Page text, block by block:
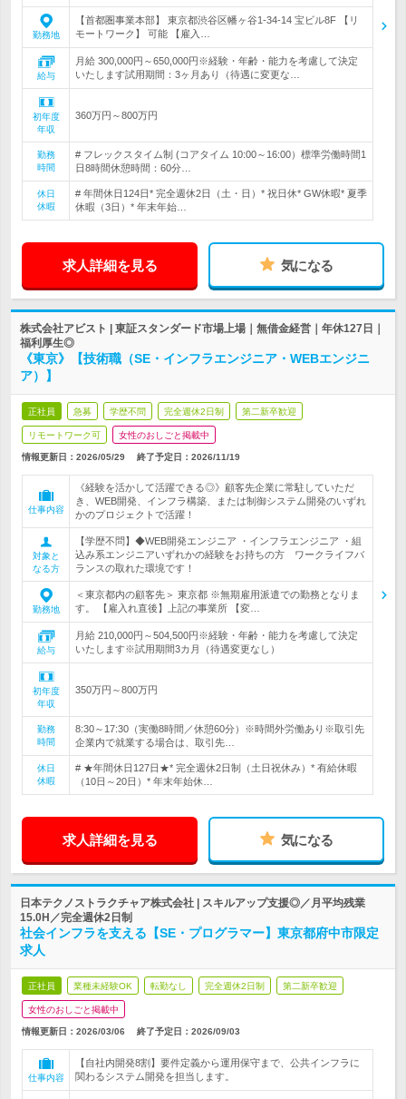
勤務地
【首都圏事業本部】 東京都渋谷区幡ヶ谷1-34-14 宝ビル8F 【リ
モートワーク】 可能 【雇入…
給与
月給 300,000円～650,000円※経験・年齢・能力を考慮して決定
いたします試用期間：3ヶ月あり（待遇に変更な…
初年度
年収
360万円～800万円
勤務
時間
# フレックスタイム制 (コアタイム 10:00～16:00）標準労働時間1
日8時間休憩時間：60分…
休日
休暇
# 年間休日124日* 完全週休2日（土・日）* 祝日休* GW休暇* 夏季
休暇（3日）* 年末年始…
求人詳細を見る 気になる
株式会社アビスト | 東証スタンダード市場上場｜無借金経営｜年休127日｜
福利厚生◎
《東京》【技術職（SE・インフラエンジニア・WEBエンジニ
ア）】
正社員 急募 学歴不問 完全週休2日制 第二新卒歓迎
リモートワーク可 女性のおしごと掲載中
情報更新日：2026/05/29 終了予定日： 2026/11/19
仕事内容
《経験を活かして活躍できる◎》顧客先企業に常駐していただ
き、WEB開発、インフラ構築、または制御システム開発のいずれ
かのプロジェクトで活躍！
対象と
なる方
【学歴不問】◆WEB開発エンジニア ・インフラエンジニア ・組
込み系エンジニアいずれかの経験をお持ちの方 ワークライフバ
ランスの取れた環境です！
勤務地
＜東京都内の顧客先＞ 東京都 ※無期雇用派遣での勤務となりま
す。 【雇入れ直後】上記の事業所 【変…
給与
月給 210,000円～504,500円※経験・年齢・能力を考慮して決定
いたします※試用期間3カ月（待遇変更なし）
初年度
年収
350万円～800万円
勤務
時間
8:30～17:30（実働8時間／休憩60分）※時間外労働あり※取引先
企業内で就業する場合は、取引先…
休日
休暇
# ★年間休日127日★* 完全週休2日制（土日祝休み）* 有給休暇
（10日～20日）* 年末年始休…
求人詳細を見る 気になる
日本テクノストラクチャア株式会社 | スキルアップ支援◎／月平均残業
15.0H／完全週休2日制
社会インフラを支える【SE・プログラマー】東京都府中市限定
求人
正社員 業種未経験OK 転勤なし 完全週休2日制 第二新卒歓迎
女性のおしごと掲載中
情報更新日：2026/03/06 終了予定日： 2026/09/03
仕事内容
【自社内開発8割】要件定義から運用保守まで、公共インフラに
関わるシステム開発を担当します。